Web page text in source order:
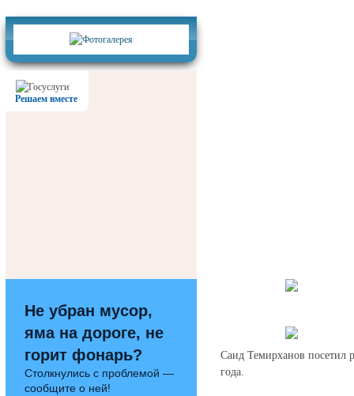
Решаем вместе
Не убран мусор,
яма на дороге, не
горит фонарь?
Столкнулись с проблемой —
сообщите о ней!
Саид Темирханов посетил
года.